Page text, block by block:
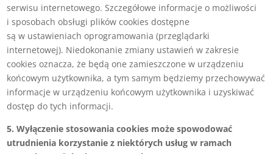
serwisu internetowego. Szczegółowe informacje o możliwości
i sposobach obsługi plików cookies dostępne
są w ustawieniach oprogramowania (przeglądarki
internetowej). Niedokonanie zmiany ustawień w zakresie
cookies oznacza, że będą one zamieszczone w urządzeniu
końcowym użytkownika, a tym samym będziemy przechowywać
informacje w urządzeniu końcowym użytkownika i uzyskiwać
dostęp do tych informacji.
5. Wyłączenie stosowania cookies może spowodować
utrudnienia korzystanie z niektórych usług w ramach